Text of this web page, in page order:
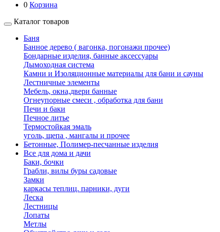
0 Корзина
Каталог товаров
Баня
Банное дерево ( вагонка, погонажи прочее)
Бондарные изделия, банные аксессуары
Дымоходная система
Камни и Изоляционные материалы для бани и сауны
Лестничные элементы
Мебель, окна,двери банные
Огнеупорные смеси , обработка для бани
Печи и баки
Печное литье
Термостойкая эмаль
уголь, щепа , мангалы и прочее
Бетонные, Полимер-песчанные изделия
Все для дома и дачи
Баки, бочки
Грабли, вилы буры садовые
Замки
каркасы теплиц. парники, дуги
Леска
Лестницы
Лопаты
Метлы